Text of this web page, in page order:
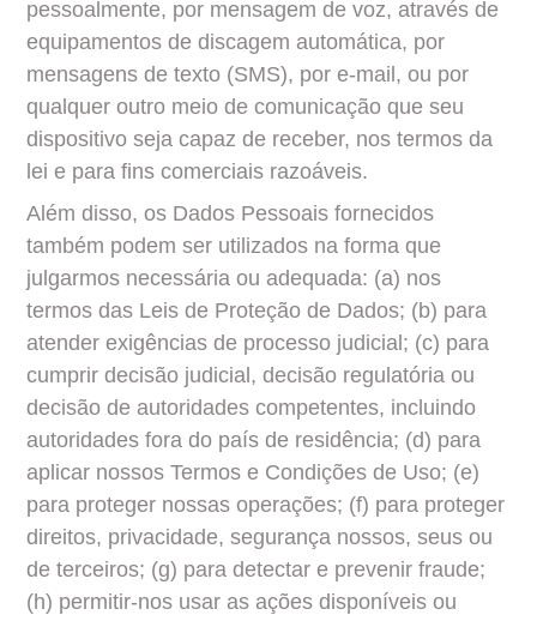
pessoalmente, por mensagem de voz, através de
equipamentos de discagem automática, por
mensagens de texto (SMS), por e-mail, ou por
qualquer outro meio de comunicação que seu
dispositivo seja capaz de receber, nos termos da
lei e para fins comerciais razoáveis.
Além disso, os Dados Pessoais fornecidos
também podem ser utilizados na forma que
julgarmos necessária ou adequada: (a) nos
termos das Leis de Proteção de Dados; (b) para
atender exigências de processo judicial; (c) para
cumprir decisão judicial, decisão regulatória ou
decisão de autoridades competentes, incluindo
autoridades fora do país de residência; (d) para
aplicar nossos Termos e Condições de Uso; (e)
para proteger nossas operações; (f) para proteger
direitos, privacidade, segurança nossos, seus ou
de terceiros; (g) para detectar e prevenir fraude;
(h) permitir-nos usar as ações disponíveis ou